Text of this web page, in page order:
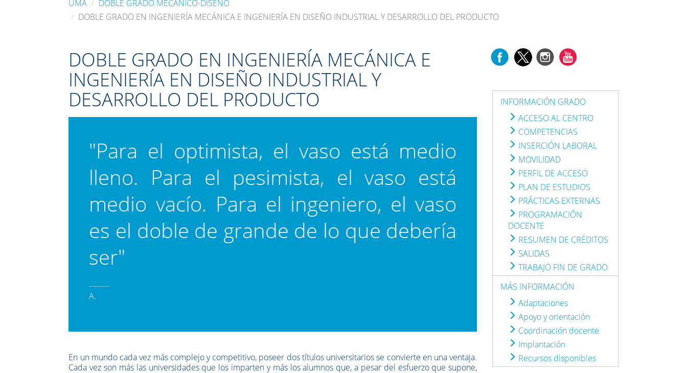
UMA
DOBLE GRADO MECANICO-DISEÑO
DOBLE GRADO EN INGENIERÍA MECÁNICA E INGENIERÍA EN DISEÑO INDUSTRIAL Y DESARROLLO DEL PRODUCTO
DOBLE GRADO EN INGENIERÍA MECÁNICA E
INGENIERÍA EN DISEÑO INDUSTRIAL Y
DESARROLLO DEL PRODUCTO
"Para el optimista, el vaso está medio
lleno. Para el pesimista, el vaso está
medio vacío. Para el ingeniero, el vaso
es el doble de grande de lo que debería
ser"
--------
A.
En un mundo cada vez más complejo y competitivo, poseer dos títulos universitarios se convierte en una ventaja.
Cada vez son más las universidades que los imparten y más los alumnos que, a pesar del esfuerzo que supone,
INFORMACIÓN GRADO
ACCESO AL CENTRO
COMPETENCIAS
INSERCIÓN LABORAL
MOVILIDAD
PERFIL DE ACCESO
PLAN DE ESTUDIOS
PRÁCTICAS EXTERNAS
PROGRAMACIÓN
DOCENTE
RESUMEN DE CRÉDITOS
SALIDAS
TRABAJO FIN DE GRADO
MÁS INFORMACIÓN
Adaptaciones
Apoyo y orientación
Coordinación docente
Implantación
Recursos disponibles